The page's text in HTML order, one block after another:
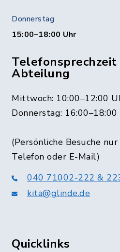
Donnerstag
15:00–18:00 Uhr
Telefonsprechzeit
Abteilung
Mittwoch: 10:00–12:00
Donnerstag:
(Persönliche Besuche
Telefon oder E-Mail)
040 71002-222 &
kita@glinde.de
Quicklinks